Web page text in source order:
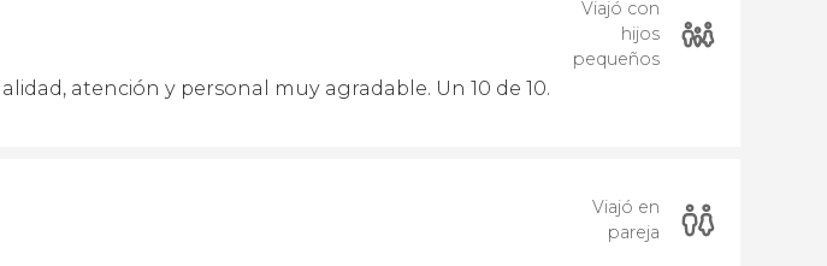
atención y personal muy agradable. Un 10 de 10.
Viajó con
hijos
pequeños
Viajó en
pareja